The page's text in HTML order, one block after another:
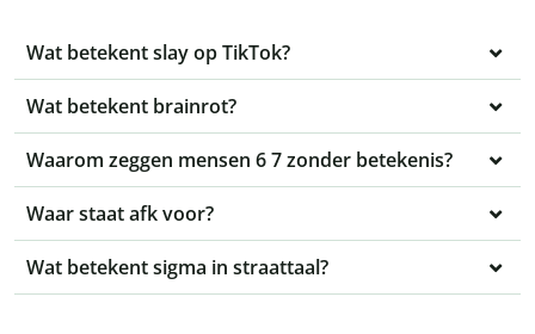
Wat betekent slay op TikTok?
Wat betekent brainrot?
Waarom zeggen mensen 6 7 zonder betekenis?
Waar staat afk voor?
Wat betekent sigma in straattaal?